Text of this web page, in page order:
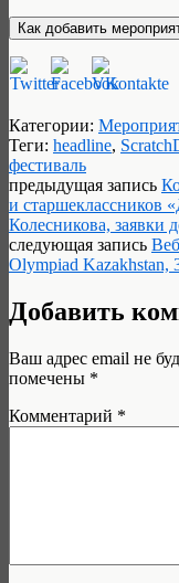
Категории:
Теги: headline,
фестиваль
предыдущая запись
и старшеклассников
Колесникова, заявки
следующая запись
Olympiad Kazakhstan,
Добавить
Ваш адрес email не
помечены *
Комментарий *